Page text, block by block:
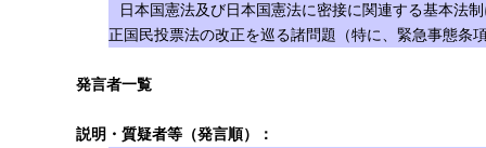
日本国憲法及び日本国憲法に密接に関連する基本法
正国民投票法の改正を巡る諸問題（特に、緊急事態条
発言者一覧
説明・質疑者等（発言順）：